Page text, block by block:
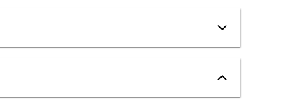
вентиляция